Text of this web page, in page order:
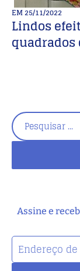
EM25/11/2022
Lindos
quadrados
Assine e